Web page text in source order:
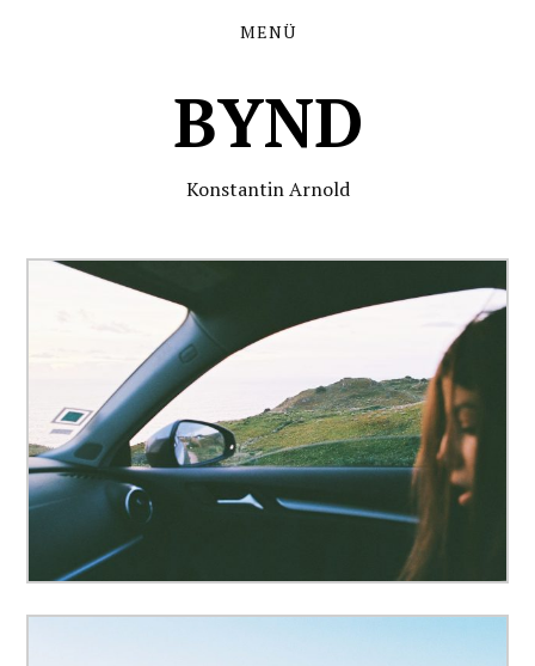
MENÜ
BYND
Konstantin Arnold